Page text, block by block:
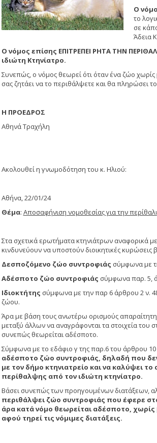
Ο
το
σε
Άδεια
Ο νόμος επίσης ΕΠΙΤΡΕΠΕΙ ΡΗΤΑ ΤΗΝ
ιδιώτη Κτηνίατρο.
Συνεπώς, ο νόμος θεωρεί ότι όταν ένα ζώο χωρίς
σας ζητάει να το περιθάλψετε και θα πληρώσει
Η ΠΡΟΕΔΡΟΣ Ο ΓΕΝ.
Αθηνά Τραχήλη
Ακολουθεί η γνωμοδότηση του κ. Ηλιού:
Αθήνα, 22/01/24
Θέμα: Αποσαφήνιση νομοθεσίας για την
Στα σχετικά ερωτήματα κτηνιάτρων αναφορικά
κινδυνεύουν να υποστούν διοικητικές
Δεσποζόμενο ζώο συντροφιάς σύμφωνα με
Αδέσποτο ζώο συντροφιάς σύμφωνα παρ. 5,
Ιδιοκτήτης σύμφωνα με την παρ 6 άρθρου 2 ν.
ζώου.
Άρα με βάση τους ανωτέρω ορισμούς απαραίτητη
μεταξύ άλλων να αναγράφονται τα στοιχεία του
συνεπώς θεωρείται αδέσποτο.
Σύμφωνα με το εδάφιο γ της παρ.6 του άρθρου 10
αδέσποτο ζώο συντροφιάς, δηλαδή που
με τον δήμο κτηνιατρείο και να καλύψει
περίθαλψης από τον ιδιώτη κτηνίατρο.
Βάσει συνεπώς των προηγουμένων διατάξεων,
περιθάλψει ζώο συντροφιάς που έφερε
άρα κατά νόμο θεωρείται αδέσποτο, χωρίς
αφού τηρεί τις νόμιμες διατάξεις.